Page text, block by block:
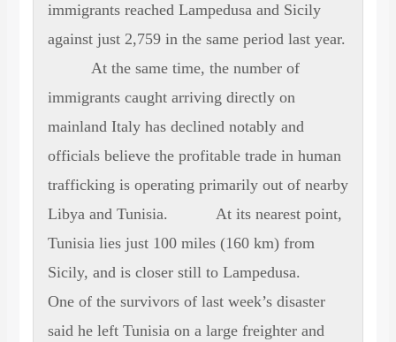
immigrants reached Lampedusa and Sicily
against just 2,759 in the same period last year.
At the same time, the number of
immigrants caught arriving directly on
mainland Italy has declined notably and
officials believe the profitable trade in human
trafficking is operating primarily out of nearby
Libya and Tunisia. At its nearest point,
Tunisia lies just 100 miles (160 km) from
Sicily, and is closer still to Lampedusa.
One of the survivors of last week’s disaster
said he left Tunisia on a large freighter and